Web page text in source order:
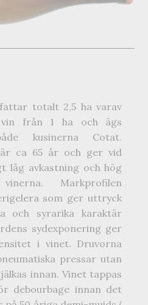
totalt 2,5 ha varav
vin från 1 ha och ägs
kusinerna Cotat.
ca 65 år och ger vid
låg avkastning och hög
Markprofilen
som ger uttryck
och syrarika karaktär
sydexponering ger
i vinet. Druvorna
pressar utan
innan. Vinet tappas
debourbage innan det